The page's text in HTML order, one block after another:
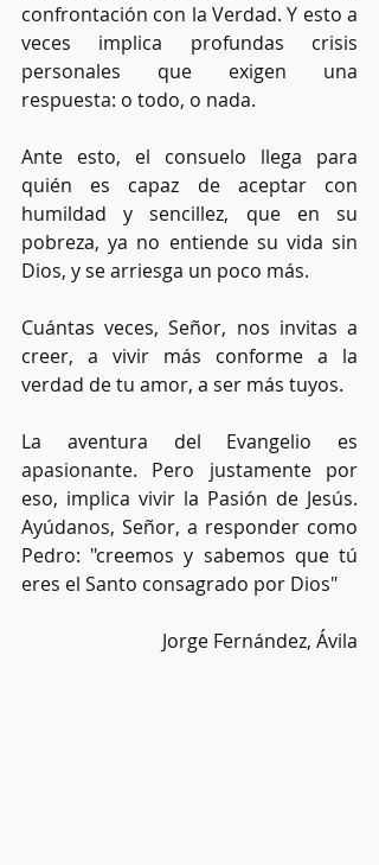
confrontación con la Verdad. Y esto a
veces implica profundas crisis
personales que exigen una
respuesta: o todo, o nada.
Ante esto, el consuelo llega para
quién es capaz de aceptar con
humildad y sencillez, que en su
pobreza, ya no entiende su vida sin
Dios, y se arriesga un poco más.
Cuántas veces, Señor, nos invitas a
creer, a vivir más conforme a la
verdad de tu amor, a ser más tuyos.
La aventura del Evangelio es
apasionante. Pero justamente por
eso, implica vivir la Pasión de Jesús.
Ayúdanos, Señor, a responder como
Pedro: "creemos y sabemos que tú
eres el Santo consagrado por Dios"
Jorge Fernández, Ávila